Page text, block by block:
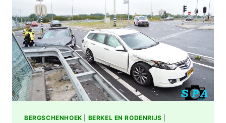
BERGSCHENHOEK BERKEL EN RODENRIJS